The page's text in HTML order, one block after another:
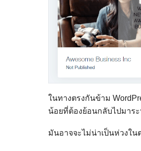
ในทางตรงกันข้าม
น้อยที่ต้องย้อนกลับไปมาร
มันอาจจะไม่น่าเป็นห่วงใ